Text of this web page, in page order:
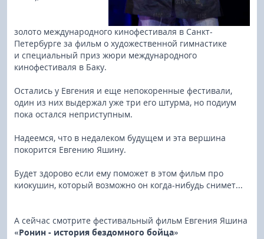
золото международного кинофестиваля в Санкт-
Петербурге за фильм о художественной гимнастике
и специальный приз жюри международного
кинофестиваля в Баку.
Остались у Евгения и еще непокоренные фестивали,
один из них выдержал уже три его штурма, но подиум
пока остался неприступным.
Надеемся, что в недалеком будущем и эта вершина
покорится Евгению Яшину.
Будет здорово если ему поможет в этом фильм про
киокушин, который возможно он когда-нибудь снимет...
А сейчас смотрите фестивальный фильм Евгения Яшина
«Ронин - история бездомного бойца»